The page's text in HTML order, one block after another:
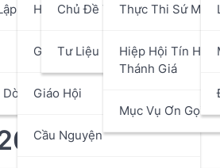
Hội Dòng
Chủ Đề Tháng
Tư Liệu
Giáo Phận
Giáo Hội
Cầu Nguyện
Thực Thi Sứ
Hiệp Hội Tín Hữu
Thánh Giá
Mục Vụ Ơn Gọi
Tình Yêu”
Mục Giuse
Hiệp Hội Tín